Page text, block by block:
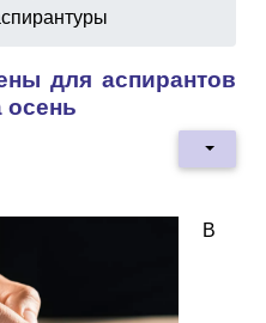
для аспирантов
осень
В